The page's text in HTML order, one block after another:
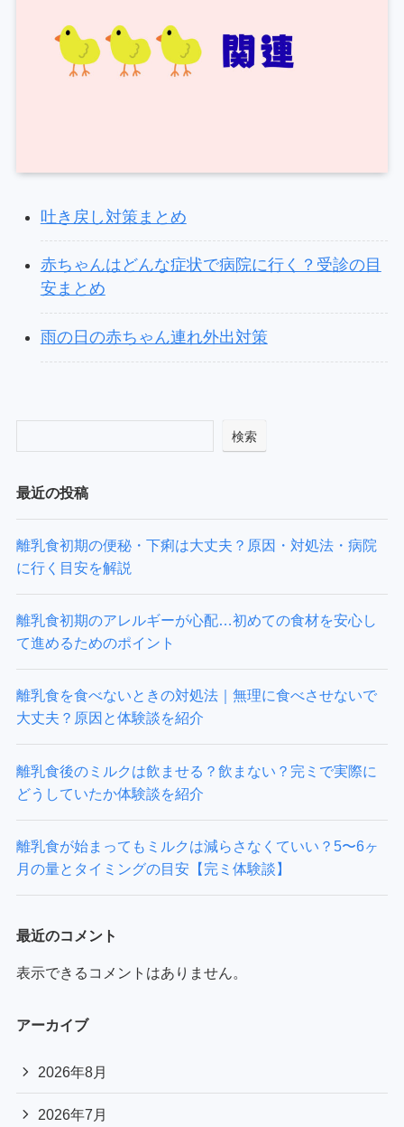
吐き戻し対策まとめ
赤ちゃんはどんな症状で病院に行く？受診の目
安まとめ
雨の日の赤ちゃん連れ外出対策
検索
最近の投稿
離乳食初期の便秘・下痢は大丈夫？原因・対処法・病院
に行く目安を解説
離乳食初期のアレルギーが心配…初めての食材を安心し
て進めるためのポイント
離乳食を食べないときの対処法｜無理に食べさせないで
大丈夫？原因と体験談を紹介
離乳食後のミルクは飲ませる？飲まない？完ミで実際に
どうしていたか体験談を紹介
離乳食が始まってもミルクは減らさなくていい？5〜6ヶ
月の量とタイミングの目安【完ミ体験談】
最近のコメント
表示できるコメントはありません。
アーカイブ
2026年8月
2026年7月